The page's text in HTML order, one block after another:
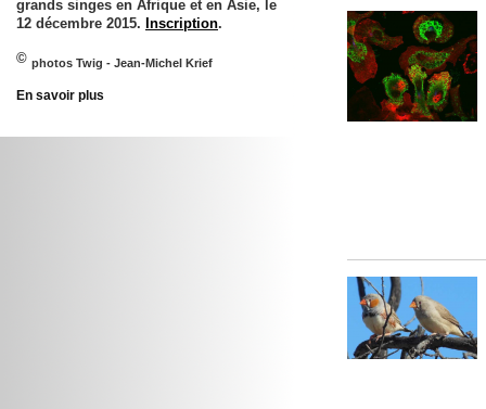
grands singes en Afrique et en Asie, le
12 décembre 2015. Inscription.
© photos Twig - Jean-Michel Krief
En savoir plus